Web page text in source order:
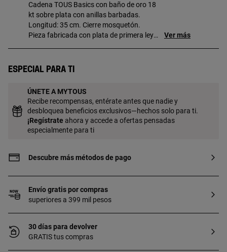
Cadena TOUS Basics con baño de oro 18
kt sobre plata con anillas barbadas.
Longitud: 35 cm. Cierre mosquetón.
Pieza fabricada con plata de primera ley
mayor durabilidad de la joya.
Ver más
Especial para ti
ÚNETE A MYTOUS
Recibe recompensas, entérate antes que nadie y
desbloquea beneficios exclusivos—hechos solo para ti.
¡Regístrate ahora y accede a ofertas pensadas
especialmente para ti
Descubre más métodos de pago
Envío gratis por compras
superiores a 399 mil pesos
30 días para devolver
GRATIS tus compras